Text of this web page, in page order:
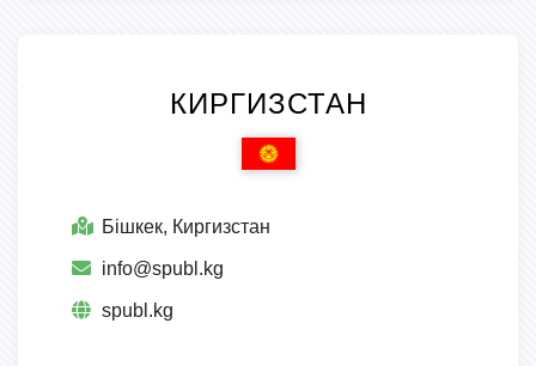
КИРГИЗСТАН
Бішкек, Киргизстан
info@spubl.kg
spubl.kg